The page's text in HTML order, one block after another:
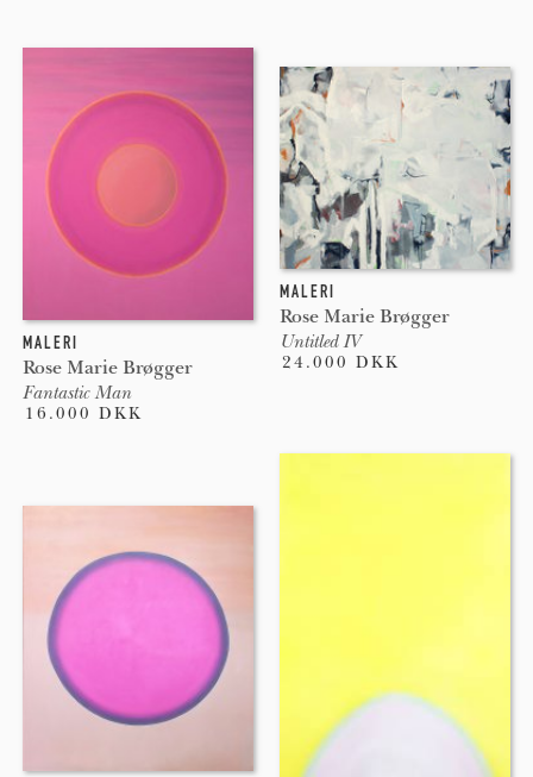
MALERI
Rose Marie Brøgger
Fantastic Man
16.000 DKK
MALERI
Rose Marie Brøgger
Untitled IV
24.000 DKK